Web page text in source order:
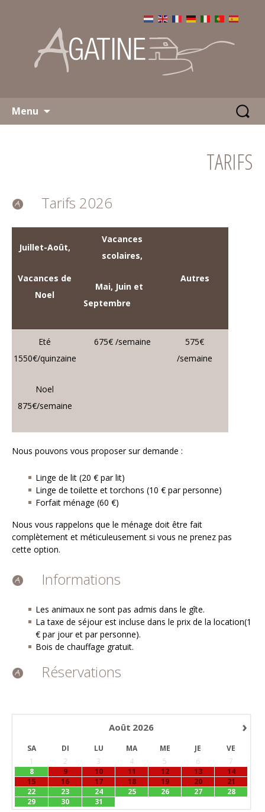
Menu
contenu
TARIFS
Tarifs 2026
Juillet-Août,
Vacances de
Noel
Vacances
scolaires,
Mai, Juin et
Septembre
Autres
Eté
1550€/quinzaine
Noel
875€/semaine
675€ /semaine
575€
/semaine
Nous pouvons vous proposer sur demande :
Linge de lit (20 € par lit)
Linge de toilette et torchons (10 € par personne)
Forfait ménage (60 €)
Nous vous rappelons que le ménage doit être fait
complètement et méticuleusement si vous ne prenez pas
cette option.
Informations
Les animaux ne sont pas admis dans le gîte.
La taxe de séjour est incluse dans le prix de la location(1
€ par jour et par personne).
Bois de chauffage gratuit.
Réservations
›
Août 2026
SA DI LU MA ME JE
VE
1
2 3 4 5 6
7
8
9 10 11 12 13
14
15
16 17 18 19 20
21
22
23 24 25 26 27
28
29
30 31